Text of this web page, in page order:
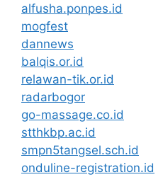
alfusha.ponpes.id
mogfest
dannews
balqis.or.id
relawan-tik.or.id
radarbogor
go-massage.co.id
stthkbp.ac.id
smpn5tangsel.sch.id
onduline-registration.id